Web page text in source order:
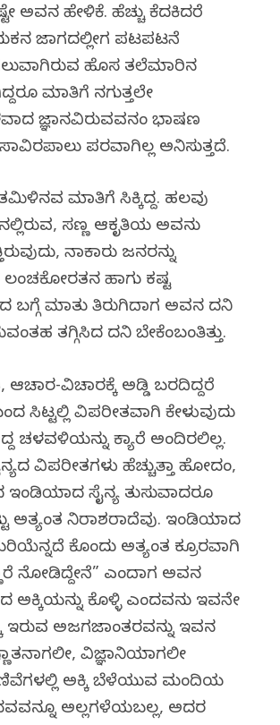
ಅವನ ಹೇಳಿಕೆ. ಹೆಚ್ಚು ಕೆದಕಿದರೆ
ಜಾಗದಲ್ಲೀಗ ಪಟಪಟನೆ
ಹೊಸ ತಲೆಮಾರಿನ
ಮಾತಿಗೆ ನಗುತ್ತಲೇ
ಜ್ಞಾನವಿರುವವನಂತೆ ಭಾಷಣ
ಪರವಾಗಿಲ್ಲ ಅನಿಸುತ್ತದೆ.
ಮಾತಿಗೆ ಸಿಕ್ಕಿದ್ದ. ಹಲವು
ಸಣ್ಣ ಆಕೃತಿಯ ಅವನು
ನಾಕಾರು ಜನರನ್ನು
ಹಾಗು ಕಷ್ಟ
ಬಗ್ಗೆ ಮಾತು ತಿರುಗಿದಾಗ ಅವನ ದನಿ
ತಗ್ಗಿಸಿದ ದನಿ ಬೇಕೆಂಬಂತಿತ್ತು.
ವಿಚಾರಕ್ಕೆ ಅಡ್ಡಿ ಬರದಿದ್ದರೆ
ಸಿಟ್ಟಲ್ಲಿ ವಿಪರೀತವಾಗಿ ಕೇಳುವುದು
ಚಳವಳಿಯನ್ನು ಕ್ಯಾರೆ ಅಂದಿರಲಿಲ್ಲ.
ವಿಪರೀತಗಳು ಹೆಚ್ಚುತ್ತಾ ಹೋದಂತೆ,
ಇಂಡಿಯಾದ ಸೈನ್ಯ ತುಸುವಾದರೂ
ಅತ್ಯಂತ ನಿರಾಶರಾದೆವು. ಇಂಡಿಯಾದ
ಕೊಂದು ಅತ್ಯಂತ ಕ್ರೂರವಾಗಿ
ನೋಡಿದ್ದೇನೆ” ಎಂದಾಗ ಅವನ
ಅಕ್ಕಿಯನ್ನು ಕೊಳ್ಳಿ ಎಂದವನು ಇವನೇ
ಇರುವ ಅಜಗಜಾಂತರವನ್ನು ಇವನ
ವಿಜ್ಞಾನಿಯಾಗಲೀ
ಅಕ್ಕಿ ಬೆಳೆಯುವ ಮಂದಿಯ
ಅಲ್ಲಗಳೆಯಬಲ್ಲ, ಅದರ